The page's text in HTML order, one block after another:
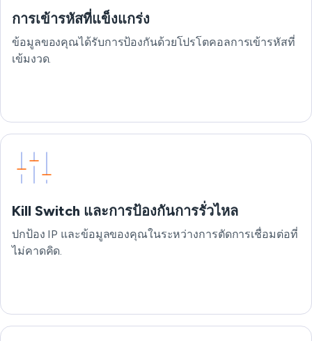
การเข้ารหัสที่แข็งแกร่ง
ข้อมูลของคุณได้รับการป้องกันด้วยโปรโตคอลการเข้ารหัสที่
เข้มงวด.
Kill Switch และการป้องกันการรั่วไหล
ปกป้อง IP และข้อมูลของคุณในระหว่างการตัดการเชื่อมต่อที่
ไม่คาดคิด.